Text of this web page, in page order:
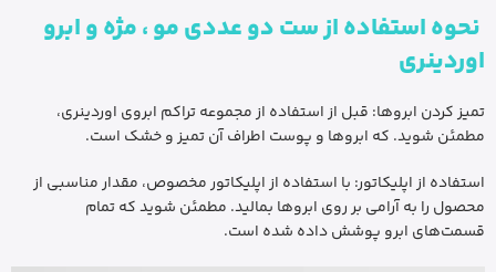
نحوه استفاده از ست دو عددی مو ، مژه و ابرو
اوردینری
تمیز کردن ابروها: قبل از استفاده از مجموعه تراکم ابروی اوردینری،
مطمئن شوید. که ابروها و پوست اطراف آن تمیز و خشک است.
استفاده از اپلیکاتور: با استفاده از اپلیکاتور مخصوص، مقدار مناسبی از
محصول را به آرامی بر روی ابروها بمالید. مطمئن شوید که تمام
قسمت‌های ابرو پوشش داده شده است.